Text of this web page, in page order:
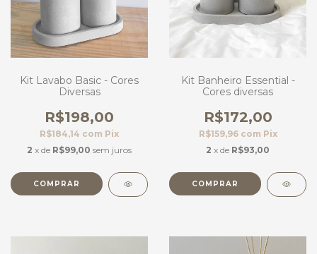
Kit Lavabo Basic - Cores
Diversas
R$198,00
R$184,14 com Pix
2 x de R$99,00 sem juros
COMPRAR
Kit Banheiro Essential -
Cores diversas
R$172,00
R$159,96 com Pix
2 x de R$93,00
COMPRAR